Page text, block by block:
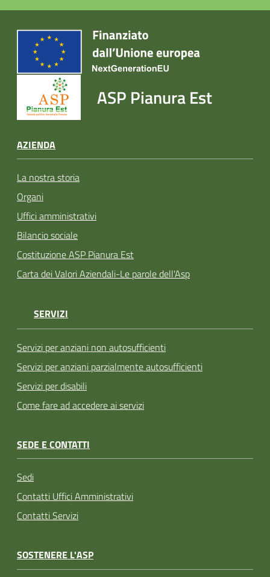
ASP Pianura Est
AZIENDA
La nostra storia
Organi
Uffici amministrativi
Bilancio sociale
Costituzione ASP Pianura Est
Carta dei Valori Aziendali-Le parole dell'Asp
SERVIZI
Servizi per anziani non autosufficienti
Servizi per anziani parzialmente autosufficienti
Servizi per disabili
Come fare ad accedere ai servizi
SEDE E CONTATTI
Sedi
Contatti Uffici Amministrativi
Contatti Servizi
SOSTENERE L'ASP